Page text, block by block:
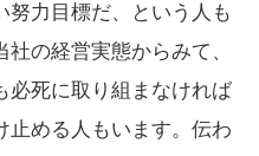
努力目標だ、という人も
の経営実態からみて、
必死に取り組まなければ
止める人もいます。伝わ